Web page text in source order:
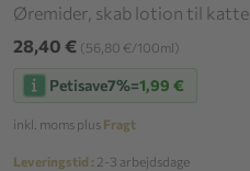
Øremider, skab lotion til katte
28,40 € (56,80 €/100ml)
Petisave7%=1,99 €
inkl. moms plus Fragt
Leveringstid : 2-3 arbejdsdage